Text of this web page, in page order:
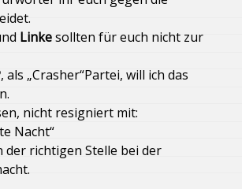
Linkesollten für euch nicht zur
, als „Crasher“Partei, will ich das
nicht resigniert mit:
Nacht“
der richtigen Stelle bei der